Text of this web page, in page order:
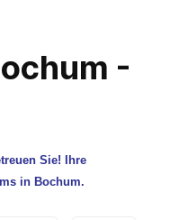
-
Sie! Ihre
in Bochum.